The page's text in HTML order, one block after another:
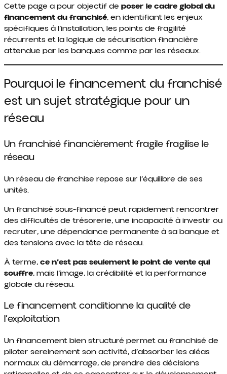
Cette page a pour objectif de poser le cadre global du
financement du franchisé, en identifiant les enjeux
spécifiques à l’installation, les points de fragilité
récurrents et la logique de sécurisation financière
attendue par les banques comme par les réseaux.
Pourquoi le financement du franchisé
est un sujet stratégique pour un
réseau
Un franchisé financièrement fragile fragilise le
réseau
Un réseau de franchise repose sur l’équilibre de ses
unités.
Un franchisé sous-financé peut rapidement rencontrer
des difficultés de trésorerie, une incapacité à investir ou
recruter, une dépendance permanente à sa banque et
des tensions avec la tête de réseau.
À terme,ce n’est pas seulement le point de vente qui
souffre, mais l’image, la crédibilité et la performance
globale du réseau.
Le financement conditionne la qualité de
l’exploitation
Un financement bien structuré permet au franchisé de
piloter sereinement son activité, d’absorber les aléas
normaux du démarrage, de prendre des décisions